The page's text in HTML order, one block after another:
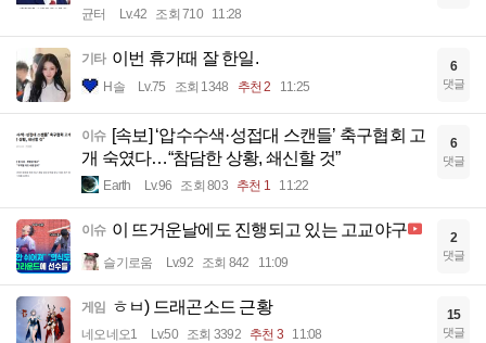
균터 Lv.42 조회 710 11:28
기타 이번 휴가때 잘 한일.
H솔 Lv.75 조회 1348 추천 2 11:25
6
댓글
이슈 [속보] ‘압수수색·성접대 스캔들’ 축구협회 고
개 숙였다…“참담한 상황, 쇄신할 것”
Earth Lv.96 조회 803 추천 1 11:22
6
댓글
이슈 이 뜨거운날에도 진행되고 있는 고교야구
슬기로움 Lv.92 조회 842 11:09
2
댓글
게임 ㅎㅂ) 드래곤소드 근황
네오네오1 Lv.50 조회 3392 추천 3 11:08
15
댓글